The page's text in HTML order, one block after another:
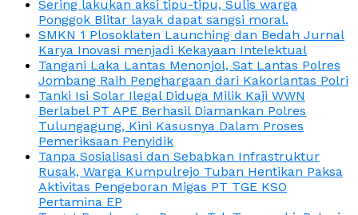
Sering lakukan aksi tipu-tipu, Sulis warga
Ponggok Blitar layak dapat sangsi moral.
SMKN 1 Plosoklaten Launching dan Bedah Jurnal
Karya Inovasi menjadi Kekayaan Intelektual
Tangani Laka Lantas Menonjol, Sat Lantas Polres
Jombang Raih Penghargaan dari Kakorlantas Polri
Tanki Isi Solar Ilegal Diduga Milik Kaji WWN
Berlabel PT APE Berhasil Diamankan Polres
Tulungagung, Kini Kasusnya Dalam Proses
Pemeriksaan Penyidik
Tanpa Sosialisasi dan Sebabkan Infrastruktur
Rusak, Warga Kumpulrejo Tuban Hentikan Paksa
Aktivitas Pengeboran Migas PT TGE KSO
Pertamina EP